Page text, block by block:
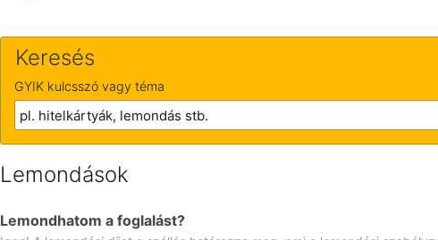
Keresés
GYIK kulcsszó vagy téma
Lemondások
Lemondhatom a foglalást?